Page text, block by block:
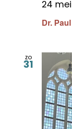
Dr.
24
zo
31